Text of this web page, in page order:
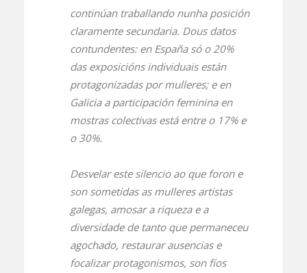
continúan traballando nunha posición
claramente secundaria. Dous datos
contundentes: en España só o 20%
das exposicións individuais están
protagonizadas por mulleres; e en
Galicia a participación feminina en
mostras colectivas está entre o 17% e
o 30%.
Desvelar este silencio ao que foron e
son sometidas as mulleres artistas
galegas, amosar a riqueza e a
diversidade de tanto que permaneceu
agochado, restaurar ausencias e
focalizar protagonismos, son fíos